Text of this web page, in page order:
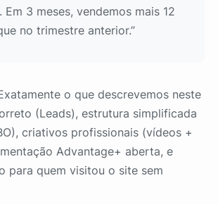
Em 3 meses, vendemos mais 12
no trimestre anterior.”
o que descrevemos neste
(Leads), estrutura simplificada
criativos profissionais (vídeos +
Advantage+ aberta, e
para quem visitou o site sem